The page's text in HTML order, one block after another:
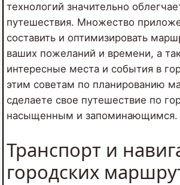
технологий значительно
путешествия. Множество
составить и оптимизировать
ваших пожеланий и времени, а
интересные места и события в
этим советам по планированию
сделаете свое путешествие по
насыщенным и запоминающимся.
Транспорт и
городских